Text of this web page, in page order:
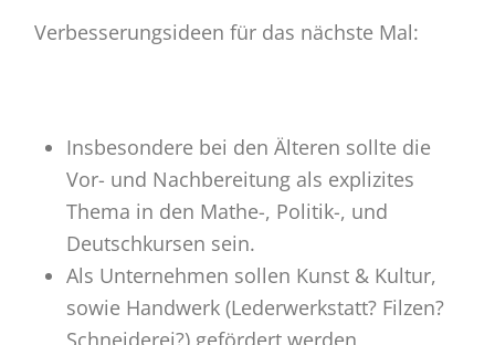
Verbesserungsideen für das nächste Mal:
Insbesondere bei den Älteren sollte die
Vor- und Nachbereitung als explizites
Thema in den Mathe-, Politik-, und
Deutschkursen sein.
Als Unternehmen sollen Kunst & Kultur,
sowie Handwerk (Lederwerkstatt? Filzen?
Schneiderei?) gefördert werden